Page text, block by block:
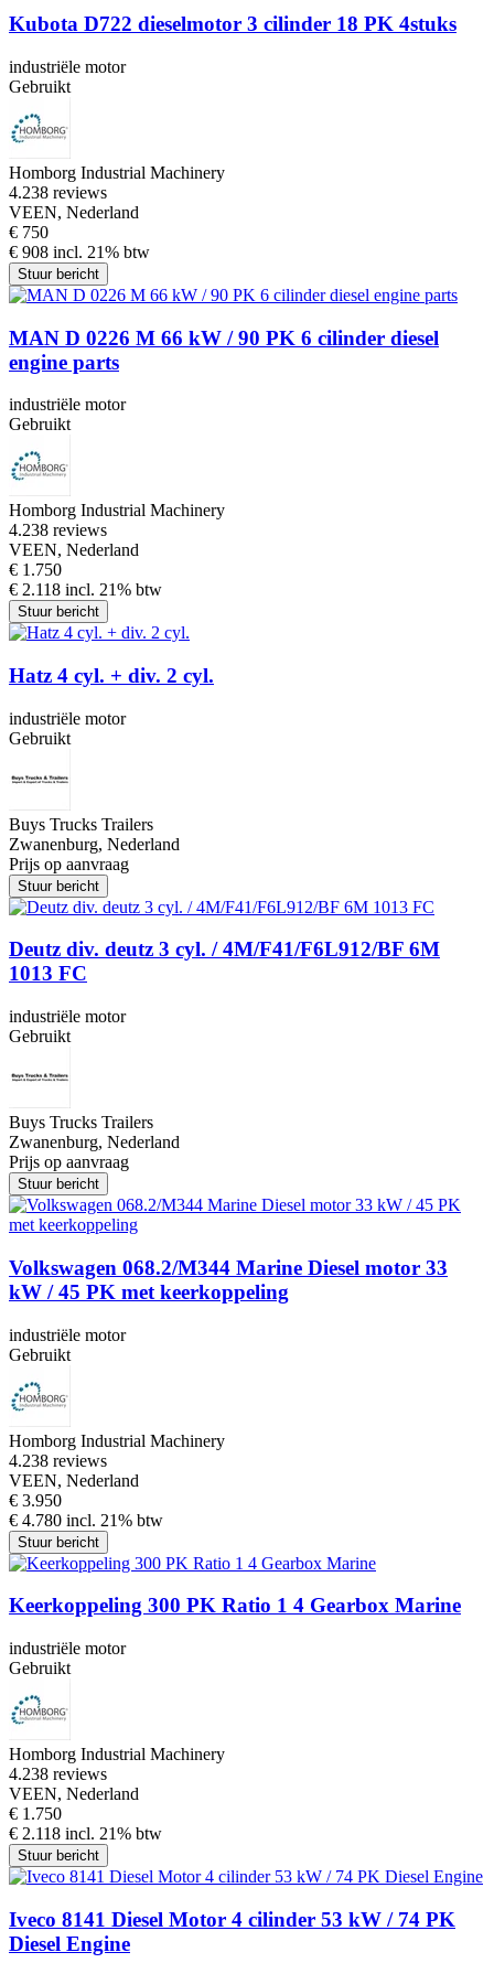
Kubota D722 dieselmotor 3 cilinder 18 PK 4stuks
industriële motor
Gebruikt
Homborg Industrial Machinery
4.238 reviews
VEEN, Nederland
€ 750
€ 908 incl. 21% btw
Stuur bericht
MAN D 0226 M 66 kW / 90 PK 6 cilinder diesel
engine parts
industriële motor
Gebruikt
Homborg Industrial Machinery
4.238 reviews
VEEN, Nederland
€ 1.750
€ 2.118 incl. 21% btw
Stuur bericht
Hatz 4 cyl. + div. 2 cyl.
industriële motor
Gebruikt
Buys Trucks Trailers
Zwanenburg, Nederland
Prijs op aanvraag
Stuur bericht
Deutz div. deutz 3 cyl. / 4M/F41/F6L912/BF 6M
1013 FC
industriële motor
Gebruikt
Buys Trucks Trailers
Zwanenburg, Nederland
Prijs op aanvraag
Stuur bericht
Volkswagen 068.2/M344 Marine Diesel motor 33
kW / 45 PK met keerkoppeling
industriële motor
Gebruikt
Homborg Industrial Machinery
4.238 reviews
VEEN, Nederland
€ 3.950
€ 4.780 incl. 21% btw
Stuur bericht
Keerkoppeling 300 PK Ratio 1 4 Gearbox Marine
industriële motor
Gebruikt
Homborg Industrial Machinery
4.238 reviews
VEEN, Nederland
€ 1.750
€ 2.118 incl. 21% btw
Stuur bericht
Iveco 8141 Diesel Motor 4 cilinder 53 kW / 74 PK
Diesel Engine